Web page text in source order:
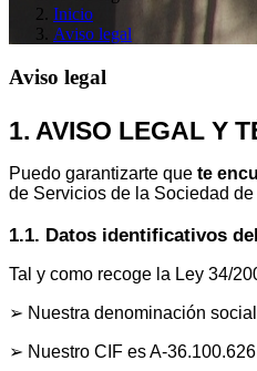
Inicio
Aviso legal
Aviso legal
1. AVISO LEGAL Y
Puedo garantizarte que te
de Servicios de la Sociedad
1.1. Datos identificativos
Tal y como recoge la Ley 34/
➢ Nuestra denominación
➢ Nuestro CIF es A-36.100.626